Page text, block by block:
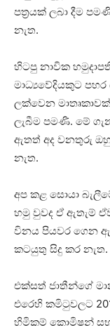
පත්‍රයක් ලබා දීම
නැත.
හිටපු නාවික
මාධ්‍යවේදියකුට
ලක්වෙන
ලැබීම පමණි. මේ
ඇතත් අද වනතුරු
නැත.
අප කළ සොයා
හමු වුවද ඒ ඇතැම්
විනය පියවර ගෙන
කටයුතු සිදු කර නැත.
එක්සත් ජාතීන්ගේ
එරෙහි කමිටුවලට
හිමිකම් කොමිෂන්